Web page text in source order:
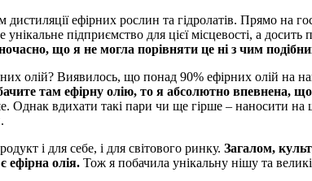
ефірних рослин та гідролатів. Прямо на
підприємство для цієї місцевості, а
що я не могла порівняти це ні з чим
олій? Виявилось, що понад 90% ефірних олій на
там ефірну олію, то я абсолютно впевнена,
вдихати такі пари чи ще гірше – наносити на
і для себе, і для світового ринку. Загалом,
ефірна олія. Тож я побачила унікальну нішу та